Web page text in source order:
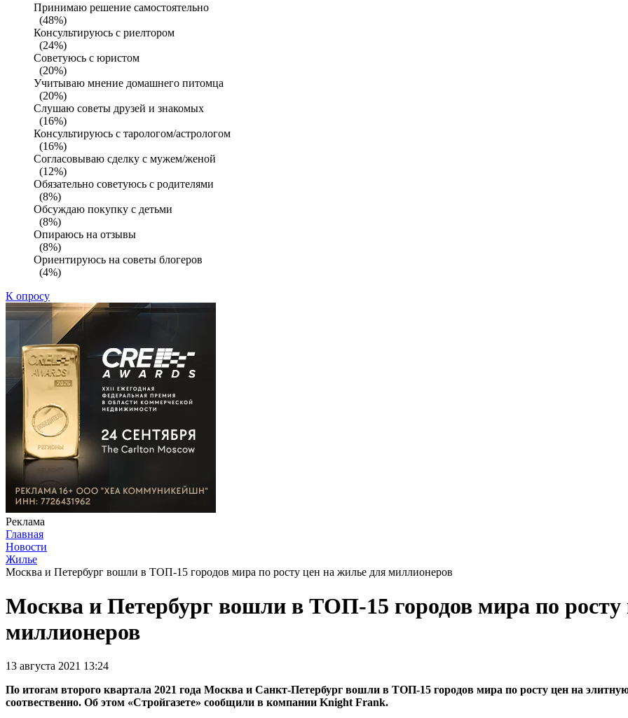
Принимаю решение самостоятельно
(48%)
Консультируюсь с риелтором
(24%)
Советуюсь с юристом
(20%)
Учитываю мнение домашнего питомца
(20%)
Слушаю советы друзей и знакомых
(16%)
Консультируюсь с тарологом/астрологом
(16%)
Согласовываю сделку с мужем/женой
(12%)
Обязательно советуюсь с родителями
(8%)
Обсуждаю покупку с детьми
(8%)
Опираюсь на отзывы
(8%)
Ориентируюсь на советы блогеров
(4%)
К опросу
Реклама
Главная
Новости
Жилье
Москва и Петербург вошли в ТОП-15 городов мира по росту цен на жилье для миллионеров
Москва и Петербург вошли в ТОП-15 городов мира по росту
миллионеров
13 августа 2021 13:24
По итогам второго квартала 2021 года Москва и Санкт-Петербург вошли в ТОП-15 городов мира по росту цен на
соотвественно. Об этом «Стройгазете» сообщили в компании Knight Frank.